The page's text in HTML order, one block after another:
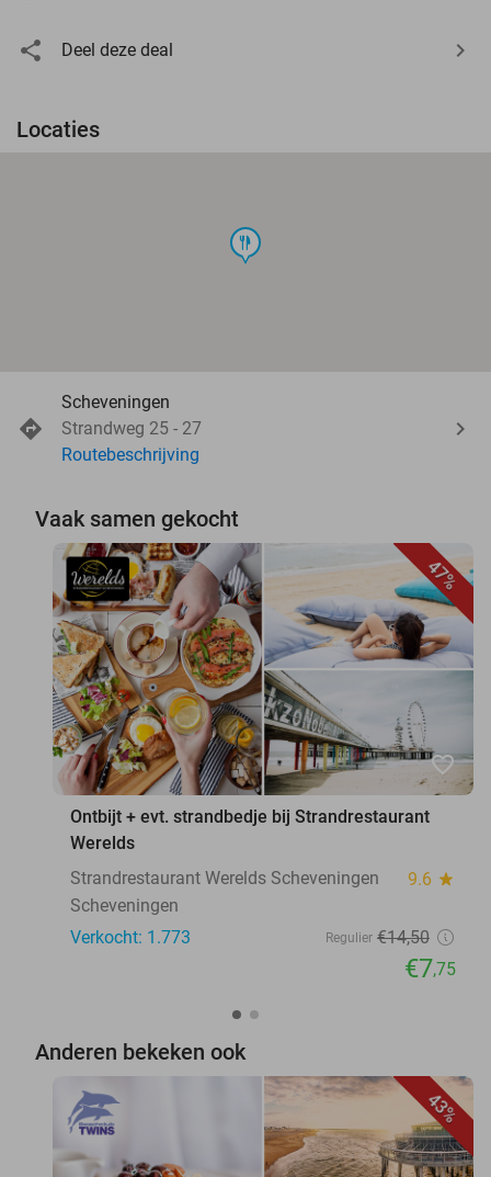
Deel deze deal
Locaties
food
Scheveningen
Strandweg 25 - 27
Routebeschrijving
Vaak samen gekocht
47%
favorite_border
Ontbijt + evt. strandbedje bij Strandrestaurant
Werelds
Strandrestaurant Werelds Scheveningen
9.6 star
Scheveningen
Verkocht: 1.773
Regulier €14,50
€7,75
Anderen bekeken ook
43%